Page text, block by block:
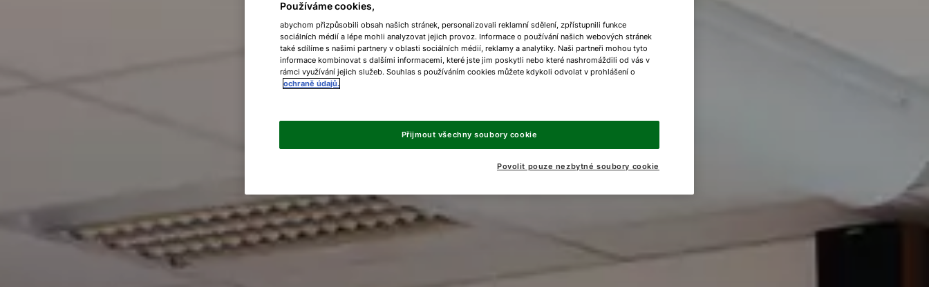
Používáme cookies,
abychom přizpůsobili obsah našich stránek, personalizovali reklamní sdělení, zpřístupnili funkce
sociálních médií a lépe mohli analyzovat jejich provoz. Informace o používání našich webových stránek
také sdílíme s našimi partnery v oblasti sociálních médií, reklamy a analytiky. Naši partneři mohou tyto
informace kombinovat s dalšími informacemi, které jste jim poskytli nebo které nashromáždili od vás v
rámci využívání jejich služeb. Souhlas s používáním cookies můžete kdykoli odvolat v prohlášení o
ochraně údajů.
Povolit pouze nezbytné soubory cookie
Přijmout všechny soubory cookie